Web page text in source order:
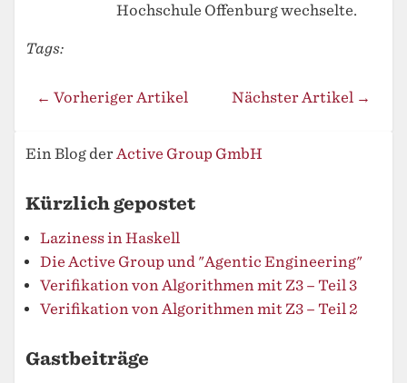
Hochschule Offenburg wechselte.
Tags:
← Vorheriger Artikel Nächster Artikel →
Ein Blog derActive Group GmbH
Kürzlich gepostet
Laziness in Haskell
Die Active Group und "Agentic Engineering"
Verifikation von Algorithmen mit Z3 – Teil 3
Verifikation von Algorithmen mit Z3 – Teil 2
Gastbeiträge